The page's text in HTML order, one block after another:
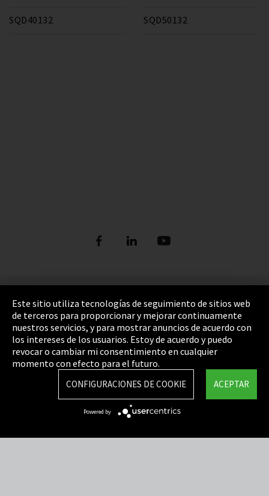
SQD40132 SQD50132
Pie de imprenta
Política de privacidad
Cookie Settings
Términos y Condiciones
Mapa del sitio
Integrity Line
Este sitio utiliza tecnologías de seguimiento de sitios web
de terceros para proporcionar y mejorar continuamente
nuestros servicios, y para mostrar anuncios de acuerdo con
los intereses de los usuarios. Estoy de acuerdo y puedo
revocar o cambiar mi consentimiento en cualquier
momento con efecto para el futuro.
ACEPTAR
CONFIGURACIONES DE COOKIE
Powered by